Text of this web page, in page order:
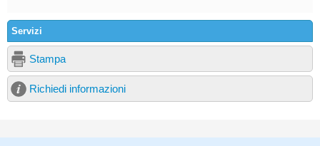
Servizi
Stampa
Richiedi informazioni